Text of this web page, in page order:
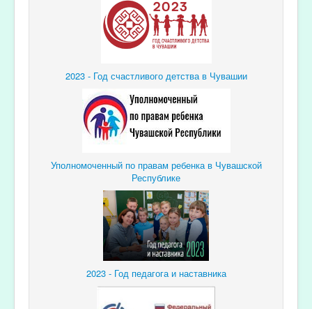
2023 - Год счастливого детства в Чувашии
Уполномоченный по правам ребенка в Чувашской
Республике
2023 - Год педагога и наставника